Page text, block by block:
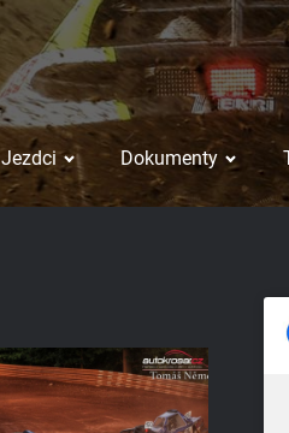
Jezdci Dokumenty